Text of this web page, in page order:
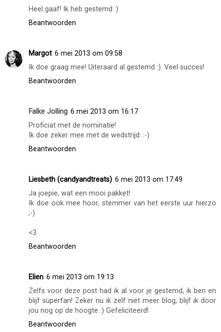
Heel gaaf! Ik heb gestemd :)
Beantwoorden
Margot 6 mei 2013 om 09:58
Ik doe graag mee! Uiteraard al gestemd :). Veel succes!
Beantwoorden
Falke Jolling 6 mei 2013 om 16:17
Proficiat met de nominatie!
Ik doe zeker mee met de wedstrijd. :-)
Beantwoorden
Liesbeth (candyandtreats) 6 mei 2013 om 17:49
Ja joepie, wat een mooi pakket!
Ik doe ook mee hoor, stemmer van het eerste uur hierzo
;-)
<3
Beantwoorden
Elien 6 mei 2013 om 19:13
Zelfs voor deze post had ik al voor je gestemd, ik ben en
blijf superfan! Zeker nu ik zelf niet meer blog, blijf ik door
jou nog op de hoogte :) Gefeliciteerd!
Beantwoorden